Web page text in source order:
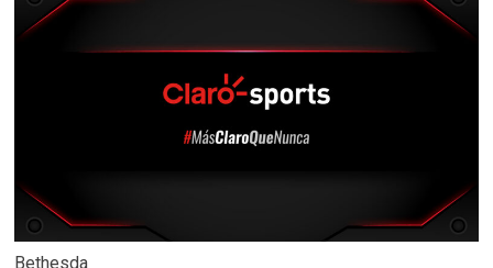
Bethesda